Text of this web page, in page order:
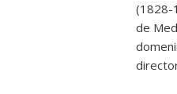
(1828-
de